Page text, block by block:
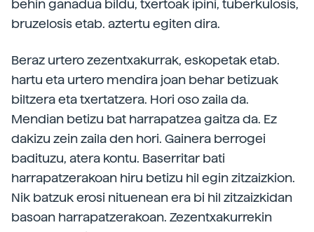
behin ganadua bildu, txertoak ipini, tuberkulosis,
bruzelosis etab. aztertu egiten dira.
Beraz urtero zezentxakurrak, eskopetak etab.
hartu eta urtero mendira joan behar betizuak
biltzera eta txertatzera. Hori oso zaila da.
Mendian betizu bat harrapatzea gaitza da. Ez
dakizu zein zaila den hori. Gainera berrogei
badituzu, atera kontu. Baserritar bati
harrapatzerakoan hiru betizu hil egin zitzaizkion.
Nik batzuk erosi nituenean era bi hil zitzaizkidan
basoan harrapatzerakoan. Zezentxakurrekin